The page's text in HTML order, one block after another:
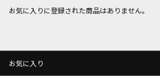
お気に入りに登録された商品はありません。
お気に入り